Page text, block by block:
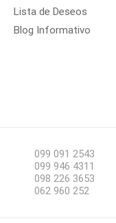
Lista de Deseos
Blog Informativo
099 091 2543
099 946 4311
098 226 3653
062 960 252